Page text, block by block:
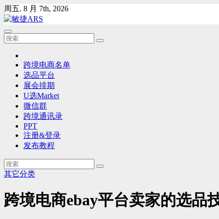
Skip
to
content
周五. 8 月 7th, 2026
跨境电商名单
选品平台
展会排期
U选Market
微信群
跨境通讯录
PPT
注册&登录
发布教程
其它分类
跨境电商ebay平台卖家的选品